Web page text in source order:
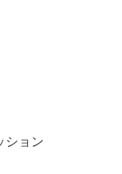
ション